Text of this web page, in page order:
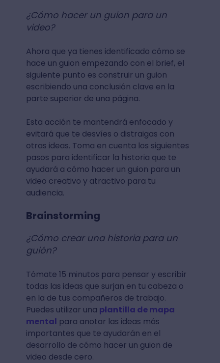
¿Cómo hacer un guion para un
video?
Ahora que ya tienes identificado cómo se
hace un guion empezando con el brief, el
siguiente punto es construir un guion
escribiendo una conclusión clave en la
parte superior de una página.
Esta acción te mantendrá enfocado y
evitará que te desvíes o distraigas con
otras ideas. Toma en cuenta los siguientes
pasos para identificar la historia que te
ayudará a cómo hacer un guion para un
video creativo y atractivo para tu
audiencia.
Brainstorming
¿Cómo crear una historia para un
guión?
Tómate 15 minutos para pensar y escribir
todas las ideas que surjan en tu cabeza o
en la de tus compañeros de trabajo.
Puedes utilizar una plantilla de mapa
mental para anotar las ideas más
importantes que te ayudarán en el
desarrollo de cómo hacer un guion de
video desde cero.